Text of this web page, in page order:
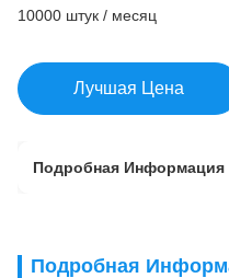
10000 штук / месяц
Лучшая Цена
Подробная Информация
Подробная